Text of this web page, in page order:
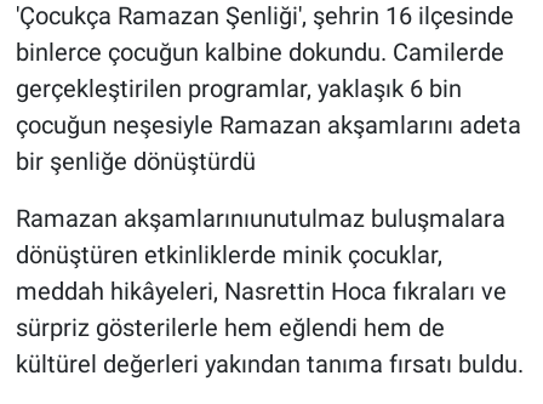
'Çocukça Ramazan Şenliği', şehrin 16 ilçesinde
binlerce çocuğun kalbine dokundu. Camilerde
gerçekleştirilen programlar, yaklaşık 6 bin
çocuğun neşesiyle Ramazan akşamlarını adeta
bir şenliğe dönüştürdü
Ramazan akşamlarınıunutulmaz buluşmalara
dönüştüren etkinliklerde minik çocuklar,
meddah hikâyeleri, Nasrettin Hoca fıkraları ve
sürpriz gösterilerle hem eğlendi hem de
kültürel değerleri yakından tanıma fırsatı buldu.